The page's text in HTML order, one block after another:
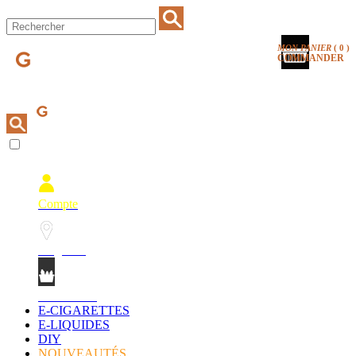
MON PANIER ( 0 )
COMMANDER
Compte
E-CIGARETTES
E-LIQUIDES
DIY
NOUVEAUTÉS